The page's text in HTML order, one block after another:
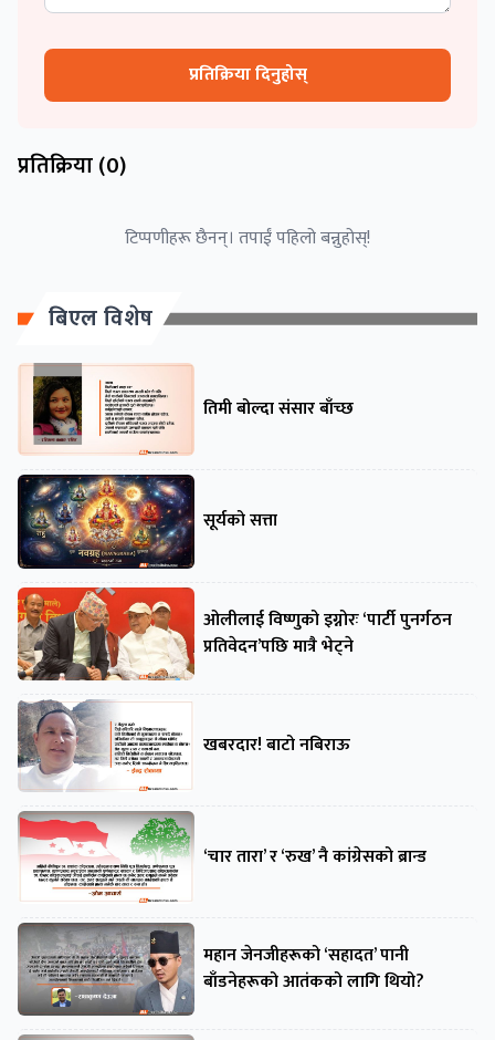
प्रतिक्रिया दिनुहोस्
प्रतिक्रिया (0)
टिप्पणीहरू छैनन्। तपाईं पहिलो बन्नुहोस्!
बिएल विशेष
तिमी बोल्दा संसार बाँच्छ
सूर्यको सत्ता
ओलीलाई विष्णुको इग्नोरः ‘पार्टी पुनर्गठन
प्रतिवेदन’पछि मात्रै भेट्ने
खबरदार! बाटो नबिराऊ
‘चार तारा’ र ‘रुख’ नै कांग्रेसको ब्रान्ड
महान जेनजीहरूको ‘सहादत’ पानी
बाँडनेहरूको आतंकको लागि थियो?